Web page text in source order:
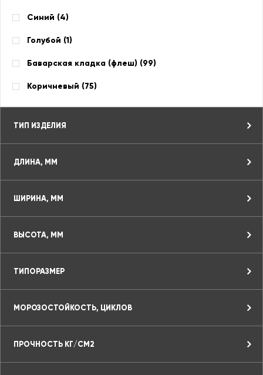
Синий (4)
Голубой (1)
Баварская кладка (флеш) (99)
Коричневый (75)
ТИП ИЗДЕЛИЯ
ДЛИНА, ММ
ШИРИНА, ММ
ВЫСОТА, ММ
ТИПОРАЗМЕР
МОРОЗОСТОЙКОСТЬ, ЦИКЛОВ
ПРОЧНОСТЬ КГ/СМ2